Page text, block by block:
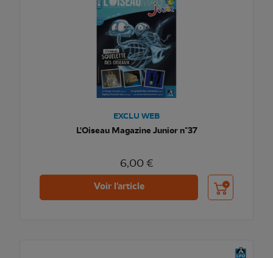
EXCLU WEB
L'Oiseau Magazine Junior n°37
6,00 €
Voir l'article Ajouter au